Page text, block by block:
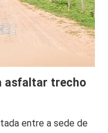
asfaltar trecho
entre a sede de